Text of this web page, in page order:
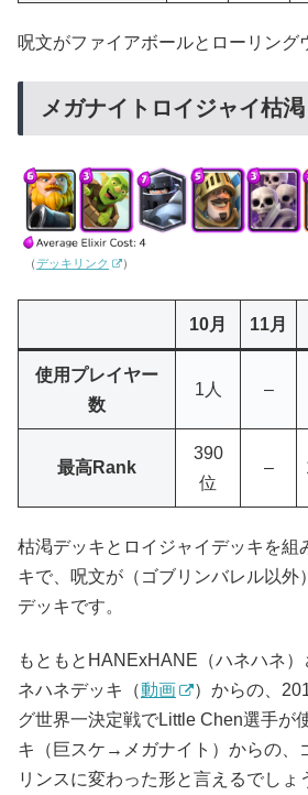
呪文がファイアボールとローリング
メガナイトロイジャイ枯渇
（デッキリンク ）
10月 11月
使用プレイヤー
数
1人 –
最高Rank
390
位
–
枯渇デッキとロイジャイデッキを組
キで、呪文が（ゴブリンバレル以外
デッキです。
もともとHANExHANE（ハネハネ
ネハネデッキ（動画
）からの、
グ世界一決定戦でLittle Chen選手が
キ（巨スケ→メガナイト）からの、
リンスに変わった形と言えるでしょ